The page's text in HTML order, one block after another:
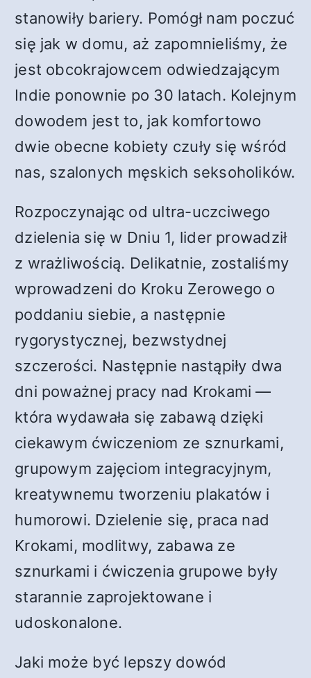
stanowiły bariery. Pomógł nam poczuć
się jak w domu, aż zapomnieliśmy, że
jest obcokrajowcem odwiedzającym
Indie ponownie po 30 latach. Kolejnym
dowodem jest to, jak komfortowo
dwie obecne kobiety czuły się wśród
nas, szalonych męskich seksoholików.
Rozpoczynając od ultra-uczciwego
dzielenia się w Dniu 1, lider prowadził
z wrażliwością. Delikatnie, zostaliśmy
wprowadzeni do Kroku Zerowego o
poddaniu siebie, a następnie
rygorystycznej, bezwstydnej
szczerości. Następnie nastąpiły dwa
dni poważnej pracy nad Krokami —
która wydawała się zabawą dzięki
ciekawym ćwiczeniom ze sznurkami,
grupowym zajęciom integracyjnym,
kreatywnemu tworzeniu plakatów i
humorowi. Dzielenie się, praca nad
Krokami, modlitwy, zabawa ze
sznurkami i ćwiczenia grupowe były
starannie zaprojektowane i
udoskonalone.
Jaki może być lepszy dowód